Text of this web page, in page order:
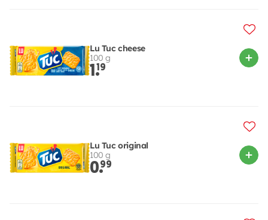
Lu Tuc cheese
100 g
1.19
Lu Tuc original
100 g
0.99